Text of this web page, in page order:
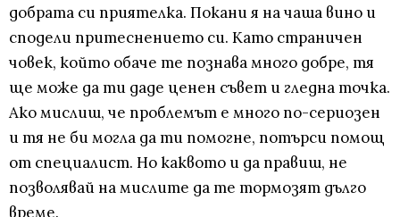
добрата си приятелка. Покани я на чаша вино и
сподели притеснението си. Като страничен
човек, който обаче те познава много добре, тя
ще може да ти даде ценен съвет и гледна точка.
Ако мислиш, че проблемът е много по-сериозен
и тя не би могла да ти помогне, потърси помощ
от специалист. Но каквото и да правиш, не
позволявай на мислите да те тормозят дълго
време.